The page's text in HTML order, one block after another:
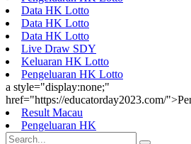
Data HK Lotto
Data HK Lotto
Data HK Lotto
Live Draw SDY
Keluaran HK Lotto
Pengeluaran HK Lotto
a style="display:none;"
href="https://educatorday2023.com/
Result Macau
Pengeluaran HK